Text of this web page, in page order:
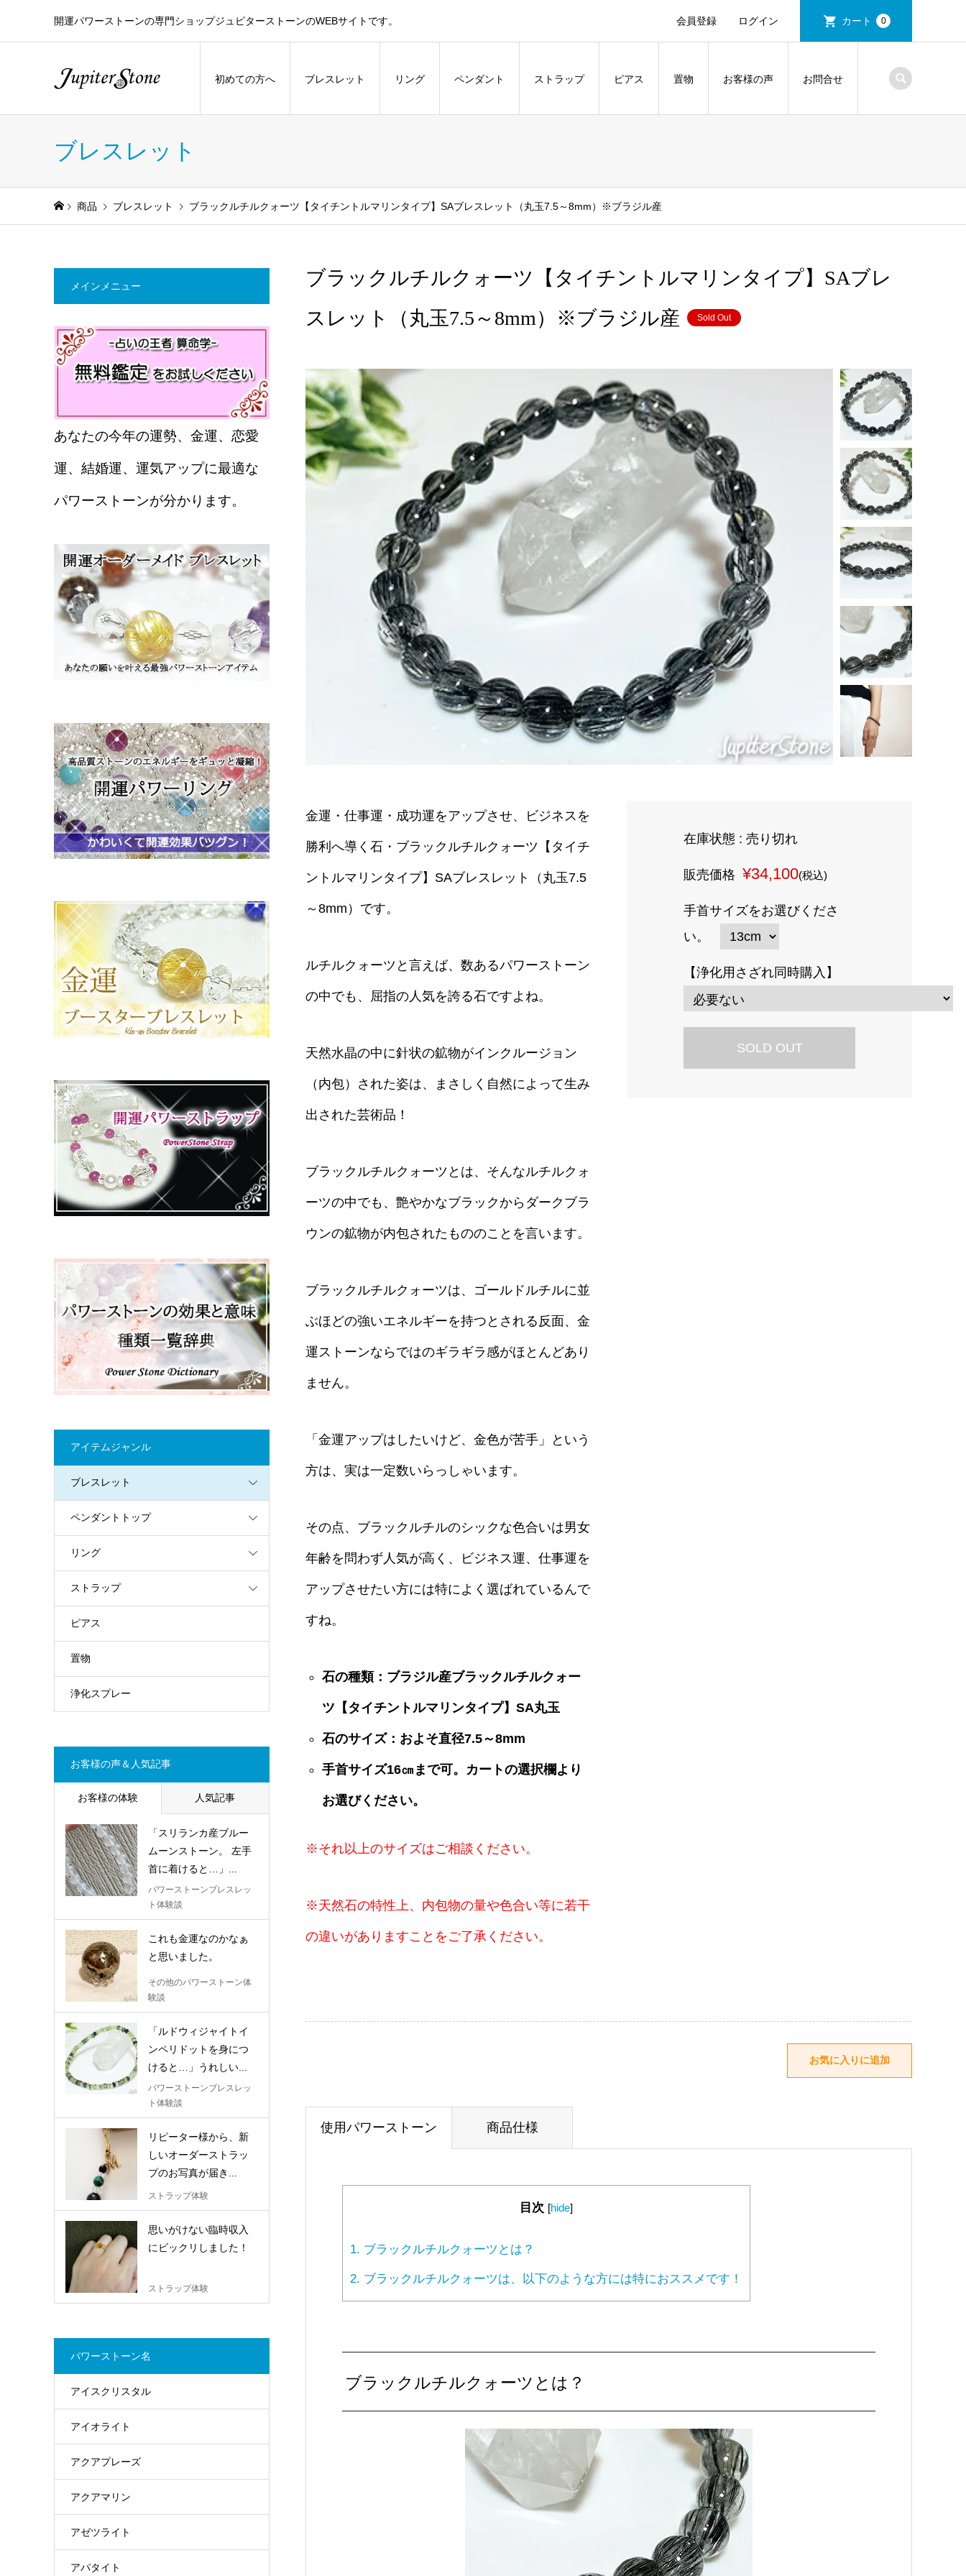
開運パワーストーンの専門ショップジュピターストーンのWEBサイトです。 会員登録 ログイン カート 0
初めての方へ ブレスレット リング ペンダント ストラップ ピアス 置物 お客様の声 お問合せ
ブレスレット
商品 ブレスレット ブラックルチルクォーツ【タイチントルマリンタイプ】SAブレスレット（丸玉7.5～8mm）※ブラジル産
ブラックルチルクォーツ【タイチントルマリンタイプ】SAブレ
スレット（丸玉7.5～8mm）※ブラジル産
Sold Out
金運・仕事運・成功運をアップさせ、ビジネスを
勝利へ導く石・ブラックルチルクォーツ【タイチ
ントルマリンタイプ】SAブレスレット（丸玉7.5
～8mm）です。
ルチルクォーツと言えば、数あるパワーストーン
の中でも、屈指の人気を誇る石ですよね。
天然水晶の中に針状の鉱物がインクルージョン
（内包）された姿は、まさしく自然によって生み
出された芸術品！
ブラックルチルクォーツとは、そんなルチルクォ
ーツの中でも、艶やかなブラックからダークブラ
ウンの鉱物が内包されたもののことを言います。
ブラックルチルクォーツは、ゴールドルチルに並
ぶほどの強いエネルギーを持つとされる反面、金
運ストーンならではのギラギラ感がほとんどあり
ません。
「金運アップはしたいけど、金色が苦手」という
方は、実は一定数いらっしゃいます。
その点、ブラックルチルのシックな色合いは男女
年齢を問わず人気が高く、ビジネス運、仕事運を
アップさせたい方には特によく選ばれているんで
すね。
石の種類：ブラジル産ブラックルチルクォー
ツ【タイチントルマリンタイプ】SA丸玉
石のサイズ：およそ直径7.5～8mm
手首サイズ16㎝まで可。カートの選択欄より
お選びください。
※それ以上のサイズはご相談ください。
※天然石の特性上、内包物の量や色合い等に若干
の違いがありますことをご了承ください。
在庫状態 : 売り切れ
販売価格¥34,100(税込)
手首サイズをお選びくださ
い。
【浄化用さざれ同時購入】
SOLD OUT
使用パワーストーン 商品仕様
目次 [hide]
1. ブラックルチルクォーツとは？
2. ブラックルチルクォーツは、以下のような方には特におススメです！
ブラックルチルクォーツとは？
メインメニュー
あなたの今年の運勢、金運、恋愛
運、結婚運、運気アップに最適な
パワーストーンが分かります。
アイテムジャンル
ブレスレット
ペンダントトップ
リング
ストラップ
ピアス
置物
浄化スプレー
お客様の声＆人気記事
お客様の体験 人気記事
「スリランカ産ブルー
ムーンストーン。 左手
首に着けると…」...
パワーストーンブレスレッ
ト体験談
これも金運なのかなぁ
と思いました。
その他のパワーストーン体
験談
「ルドウィジャイトイ
ンペリドットを身につ
けると…」うれしい...
パワーストーンブレスレッ
ト体験談
リピーター様から、新
しいオーダーストラッ
プのお写真が届き...
ストラップ体験
思いがけない臨時収入
にビックリしました！
ストラップ体験
パワーストーン名
アイスクリスタル
アイオライト
アクアプレーズ
アクアマリン
アゼツライト
アパタイト